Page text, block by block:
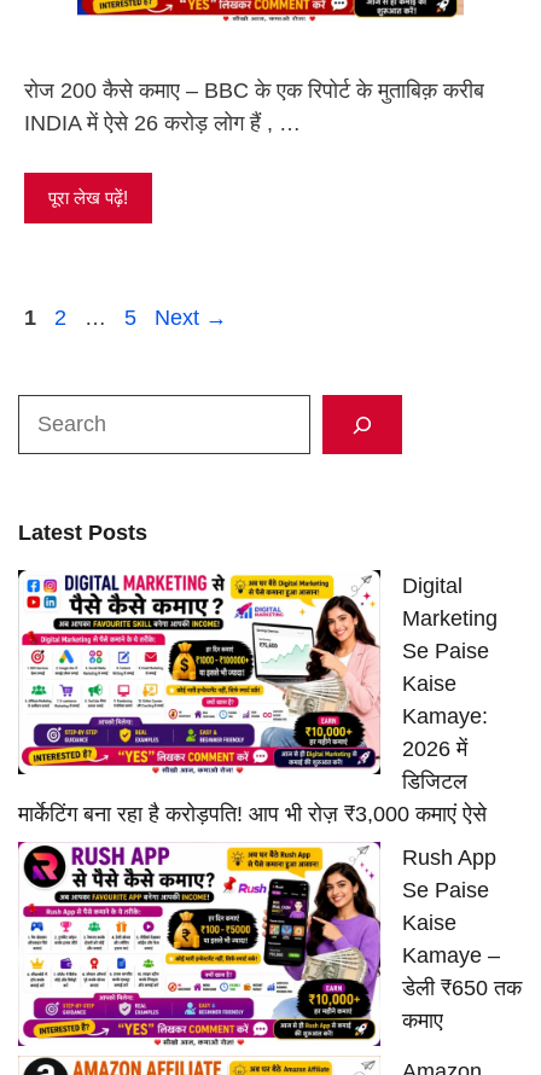
रोज 200 कैसे कमाए – BBC के एक रिपोर्ट के मुताबिक़ करीब
INDIA में ऐसे 26 करोड़ लोग हैं , …
पूरा लेख पढ़ें!
Page
1 Page
2 … Page
5 Next →
Latest Posts
Digital
Marketing
Se Paise
Kaise
Kamaye:
2026 में
डिजिटल
मार्केटिंग बना रहा है करोड़पति! आप भी रोज़ ₹3,000 कमाएं ऐसे
Rush App
Se Paise
Kaise
Kamaye –
डेली ₹650 तक
कमाए